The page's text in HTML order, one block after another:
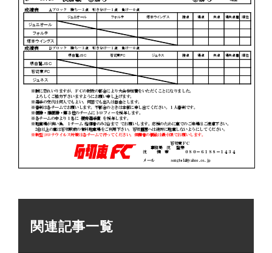
関連記事一覧